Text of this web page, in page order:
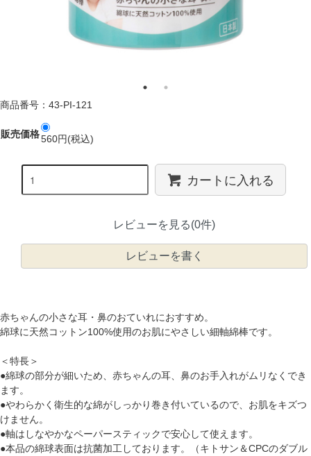
商品番号：43-PI-121
販売価格560円(税込)
カートに入れる
レビューを見る(0件)
レビューを書く
赤ちゃんの小さな耳・鼻のおていれにおすすめ。
綿球に天然コットン100%使用のお肌にやさしい細軸綿棒です。
＜特長＞
●綿球の部分が細いため、赤ちゃんの耳、鼻のお手入れがムリなくでき
ます。
●やわらかく衛生的な綿がしっかり巻き付いているので、お肌をキズつ
けません。
●軸はしなやかなペーパースティックで安心して使えます。
●本品の綿球表面は抗菌加工しております。（キトサン＆CPCのダブル